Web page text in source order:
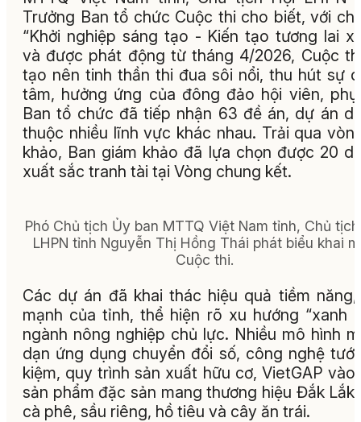
Trưởng Ban tổ chức Cuộc thi cho biết, với
“Khởi nghiệp sáng tạo - Kiến tạo tương lai
và được phát động từ tháng 4/2026, Cuộc
tạo nên tinh thần thi đua sôi nổi, thu hút sự
tâm, hưởng ứng của đông đảo hội viên,
Ban tổ chức đã tiếp nhận 63 đề án, dự án
thuộc nhiều lĩnh vực khác nhau. Trải qua
khảo, Ban giám khảo đã lựa chọn được 20
xuất sắc tranh tài tại Vòng chung kết.
Phó Chủ tịch Ủy ban MTTQ Việt Nam tỉnh, Chủ
LHPN tỉnh Nguyễn Thị Hồng Thái phát biểu khai
Cuộc thi.
Các dự án đã khai thác hiệu quả tiềm
mạnh của tỉnh, thể hiện rõ xu hướng “xanh
ngành nông nghiệp chủ lực. Nhiều mô hình
dạn ứng dụng chuyển đổi số, công nghệ
kiệm, quy trình sản xuất hữu cơ, VietGAP vào
sản phẩm đặc sản mang thương hiệu Đắk Lắk
cà phê, sầu riêng, hồ tiêu và cây ăn trái.